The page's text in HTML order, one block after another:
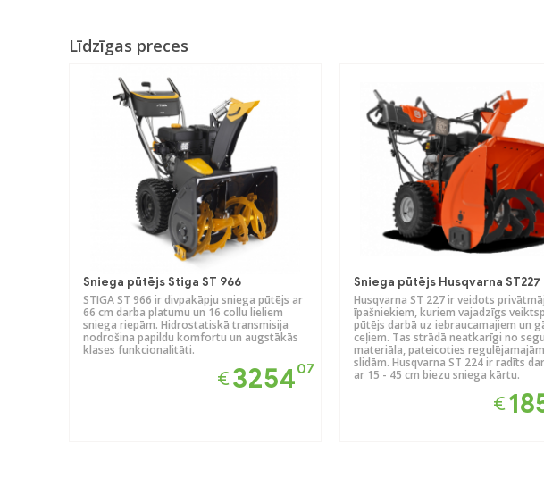
Līdzīgas preces
Sniega pūtējs Stiga ST 966
STIGA ST 966 ir divpakāpju sniega pūtējs ar
66 cm darba platumu un 16 collu lieliem
sniega riepām. Hidrostatiskā transmisija
nodrošina papildu komfortu un augstākās
klases funkcionalitāti.
€325407
Sniega pūtējs Husqvarna ST227
Husqvarna ST 227 ir veidots
īpašniekiem, kuriem vajadzīgs
pūtējs darbā uz iebraucamajiem un
ceļiem. Tas strādā neatkarīgi no
materiāla, pateicoties regulējamajām
slidām. Husqvarna ST 224 ir radīts
ar 15 - 45 cm biezu sniega kārtu.
€